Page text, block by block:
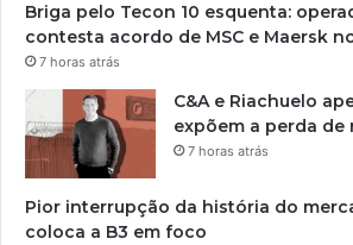
Briga pelo Tecon 10 esquenta:
contesta acordo de MSC e Maersk
7 horas atrás
C&A e Riachuelo
expõem a perda de
7 horas atrás
Pior interrupção da história do
coloca a B3 em foco